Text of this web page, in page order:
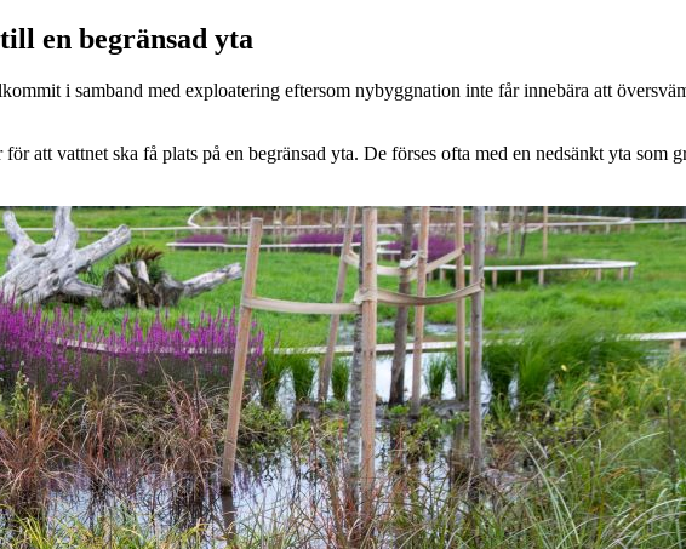
en begränsad yta
i samband med exploatering eftersom nybyggnation inte får innebära att
att vattnet ska få plats på en begränsad yta. De förses ofta med en nedsänkt yta som